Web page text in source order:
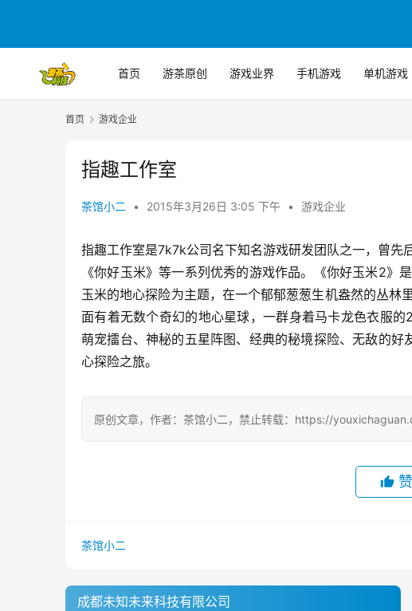
首页 游茶原创 游戏业界 手机游戏 单机游戏
首页 游戏企业
指趣工作室
茶馆小二 • 2015年3月26日 3:05 下午 • 游戏企业
指趣工作室是7k7k公司名下知名游戏研发团队之一，曾先
《你好玉米》等一系列优秀的游戏作品。《你好玉米2》
玉米的地心探险为主题，在一个郁郁葱葱生机盎然的丛
面有着无数个奇幻的地心星球，一群身着马卡龙色衣服
萌宠擂台、神秘的五星阵图、经典的秘境探险、无敌的
心探险之旅。
原创文章，作者：茶馆小二，禁止转载：https://
赞
茶馆小二
成都未知未来科技有限公司